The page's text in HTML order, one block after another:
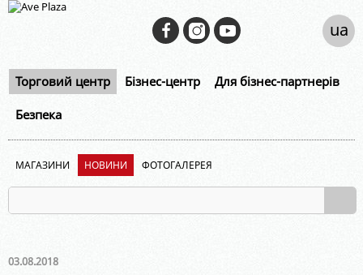
Торговий центр Бізнес-центр Для бізнес-партнерів
Безпека
ua
МАГАЗИНИ НОВИНИ ФОТОГАЛЕРЕЯ
03.08.2018